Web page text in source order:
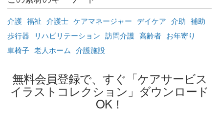
介護 福祉 介護士 ケアマネージャー デイケア 介助 補助
歩行器
リハビリテーション 訪問介護 高齢者 お年寄り
車椅子 老人ホーム 介護施設
無料会員登録で、すぐ「ケアサービス
イラストコレクション」ダウンロード
OK！